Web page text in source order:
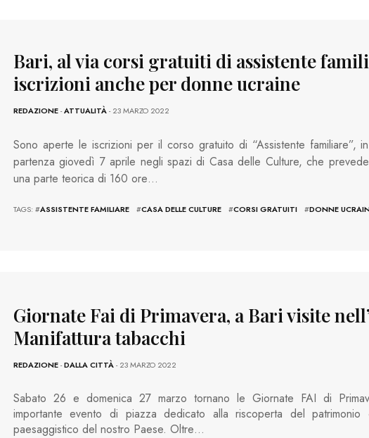
Bari, al via corsi gratuiti di assistente
iscrizioni anche per donne ucraine
REDAZIONE-ATTUALITÀ- 23 MARZO 2022
Sono aperte le iscrizioni per il corso gratuito di “Assistente familiare”, in
partenza giovedì 7 aprile negli spazi di Casa delle Culture, che prevede
una parte teorica di 160 ore…
TAGS: #ASSISTENTE FAMILIARE #CASA DELLE CULTURE #CORSI GRATUITI #DONNE
Giornate Fai di Primavera, a Bari visite
Manifattura tabacchi
REDAZIONE-DALLA CITTÀ- 23 MARZO 2022
Sabato 26 e domenica 27 marzo tornano le Giornate FAI di
importante evento di piazza dedicato alla riscoperta del patrimonio
paesaggistico del nostro Paese. Oltre…